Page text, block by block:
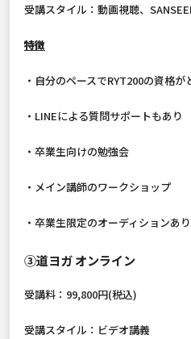
受講スタイル：動画視聴、
特徴
・自分のペースでRYT200の資格が
・LINEによる質問サポートもあり
・卒業生向けの勉強会
・メイン講師のワークショップ
・卒業生限定のオーディションあり
③道ヨガ オンライン
受講料：99,800円(税込)
受講スタイル：ビデオ講義